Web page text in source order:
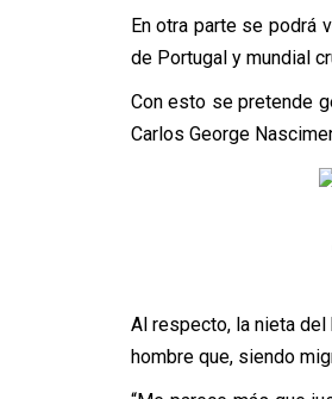
En otra parte se podrá
de Portugal y mundial
Con esto se pretende
Carlos George
Al respecto, la nieta del
hombre que, siendo